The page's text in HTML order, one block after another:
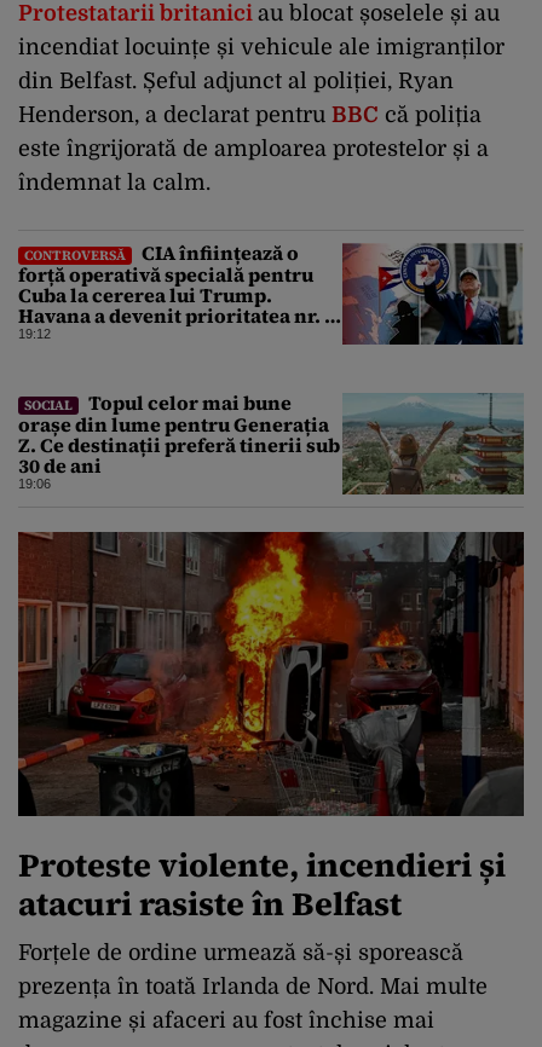
Protestatarii britanici au blocat șoselele și au
incendiat locuințe și vehicule ale imigranților
din Belfast. Șeful adjunct al poliției, Ryan
Henderson, a declarat pentru BBC că poliția
este îngrijorată de amploarea protestelor și a
îndemnat la calm.
CONTROVERSĂ
CIA înființează o
forță operativă specială pentru
Cuba la cererea lui Trump.
Havana a devenit prioritatea nr. 1
alături de China, Iran și Rusia
19:12
SOCIAL
Topul celor mai bune
orașe din lume pentru Generația
Z. Ce destinații preferă tinerii sub
30 de ani
19:06
Proteste violente, incendieri și
atacuri rasiste în Belfast
Forțele de ordine urmează să-și sporească
prezența în toată Irlanda de Nord. Mai multe
magazine și afaceri au fost închise mai